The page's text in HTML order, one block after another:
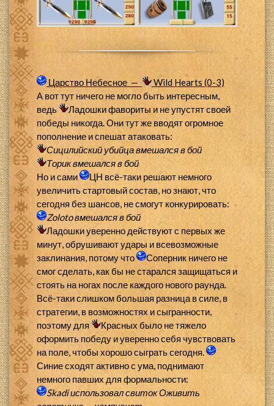
Царство Небесное —
Wild Hearts (0-3)
А вот тут ничего не могло быть интересным,
ведь
Ладошки фавориты и не упустят своей
победы никогда. Они тут же вводят огромное
пополнение и спешат атаковать:
Сицилийский убийцавмешался в бой
Ториквмешался в бой
Но и сами
ЦН всё-таки решают немного
увеличить стартовый состав, но знают, что
сегодня без шансов, не смогут конкурировать:
Zolotoвмешался в бой
Ладошки уверенно действуют с первых же
минут, обрушивают удары и всевозможные
заклинания, потому что
Соперник ничего не
смог сделать, как бы не старался защищаться и
стоять на ногах после каждого нового раунда.
Всё-таки слишком большая разница в силе, в
стратегии, в возможностях и сыгранности,
поэтому для
Красных было не тяжело
оформить победу и уверенно себя чувствовать
на поле, чтобы хорошо сыграть сегодня.
Синие сходят активно с ума, поднимают
немного павших для формальности:
Skadiиспользовал свитокОживить